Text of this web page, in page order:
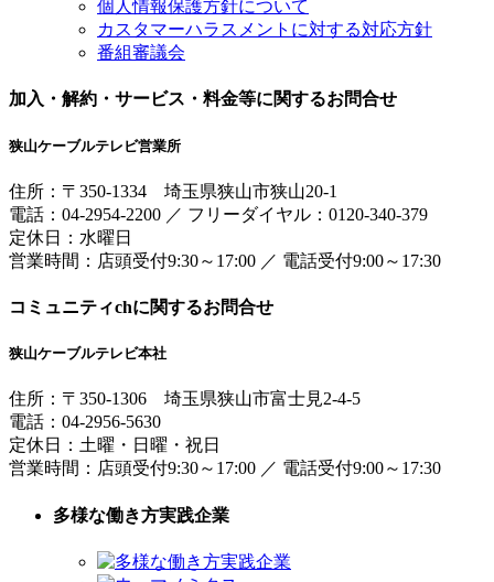
個人情報保護方針について
カスタマーハラスメントに対する対応方針
番組審議会
加入・解約・サービス・料金等に関するお問合せ
狭山ケーブルテレビ営業所
住所： 〒350-1334 埼玉県狭山市狭山20-1
電話： 04-2954-2200 ／ フリーダイヤル：0120-340-379
定休日：水曜日
営業時間： 店頭受付9:30～17:00 ／ 電話受付9:00～17:30
コミュニティchに関するお問合せ
狭山ケーブルテレビ本社
住所： 〒350-1306 埼玉県狭山市富士見2-4-5
電話： 04-2956-5630
定休日：土曜・日曜・祝日
営業時間： 店頭受付9:30～17:00 ／ 電話受付9:00～17:30
多様な働き方実践企業